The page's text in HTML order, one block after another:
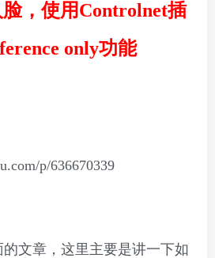
，使用Controlnet插
only功能
p/636670339
文章，这里主要是讲一下如